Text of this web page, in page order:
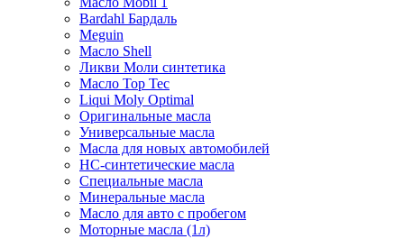
Bardahl Бардаль
Meguin
Масло Shell
Ликви Моли синтетика
Масло Top Tec
Liqui Moly Optimal
Оригинальные масла
Универсальные масла
Масла для новых автомобилей
HC-синтетические масла
Специальные масла
Минеральные масла
Масло для авто с пробегом
Моторные масла (1л)